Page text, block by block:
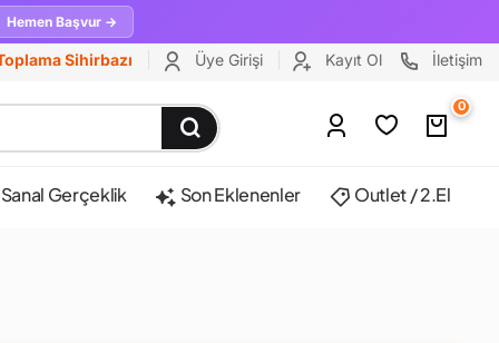
Hemen Başvur →
Sihirbazı Üye Girişi Kayıt Ol İletişim
0
Sanal Gerçeklik Son Eklenenler Outlet / 2.El